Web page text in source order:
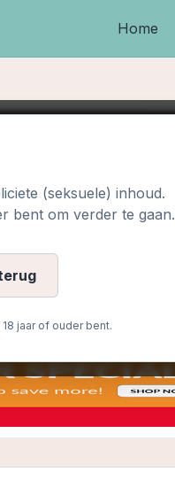
Home
(seksuele) inhoud.
bent om verder te gaan.
jaar of ouder bent.